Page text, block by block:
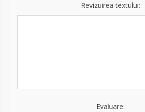
Revizuirea textului:
Evaluare: